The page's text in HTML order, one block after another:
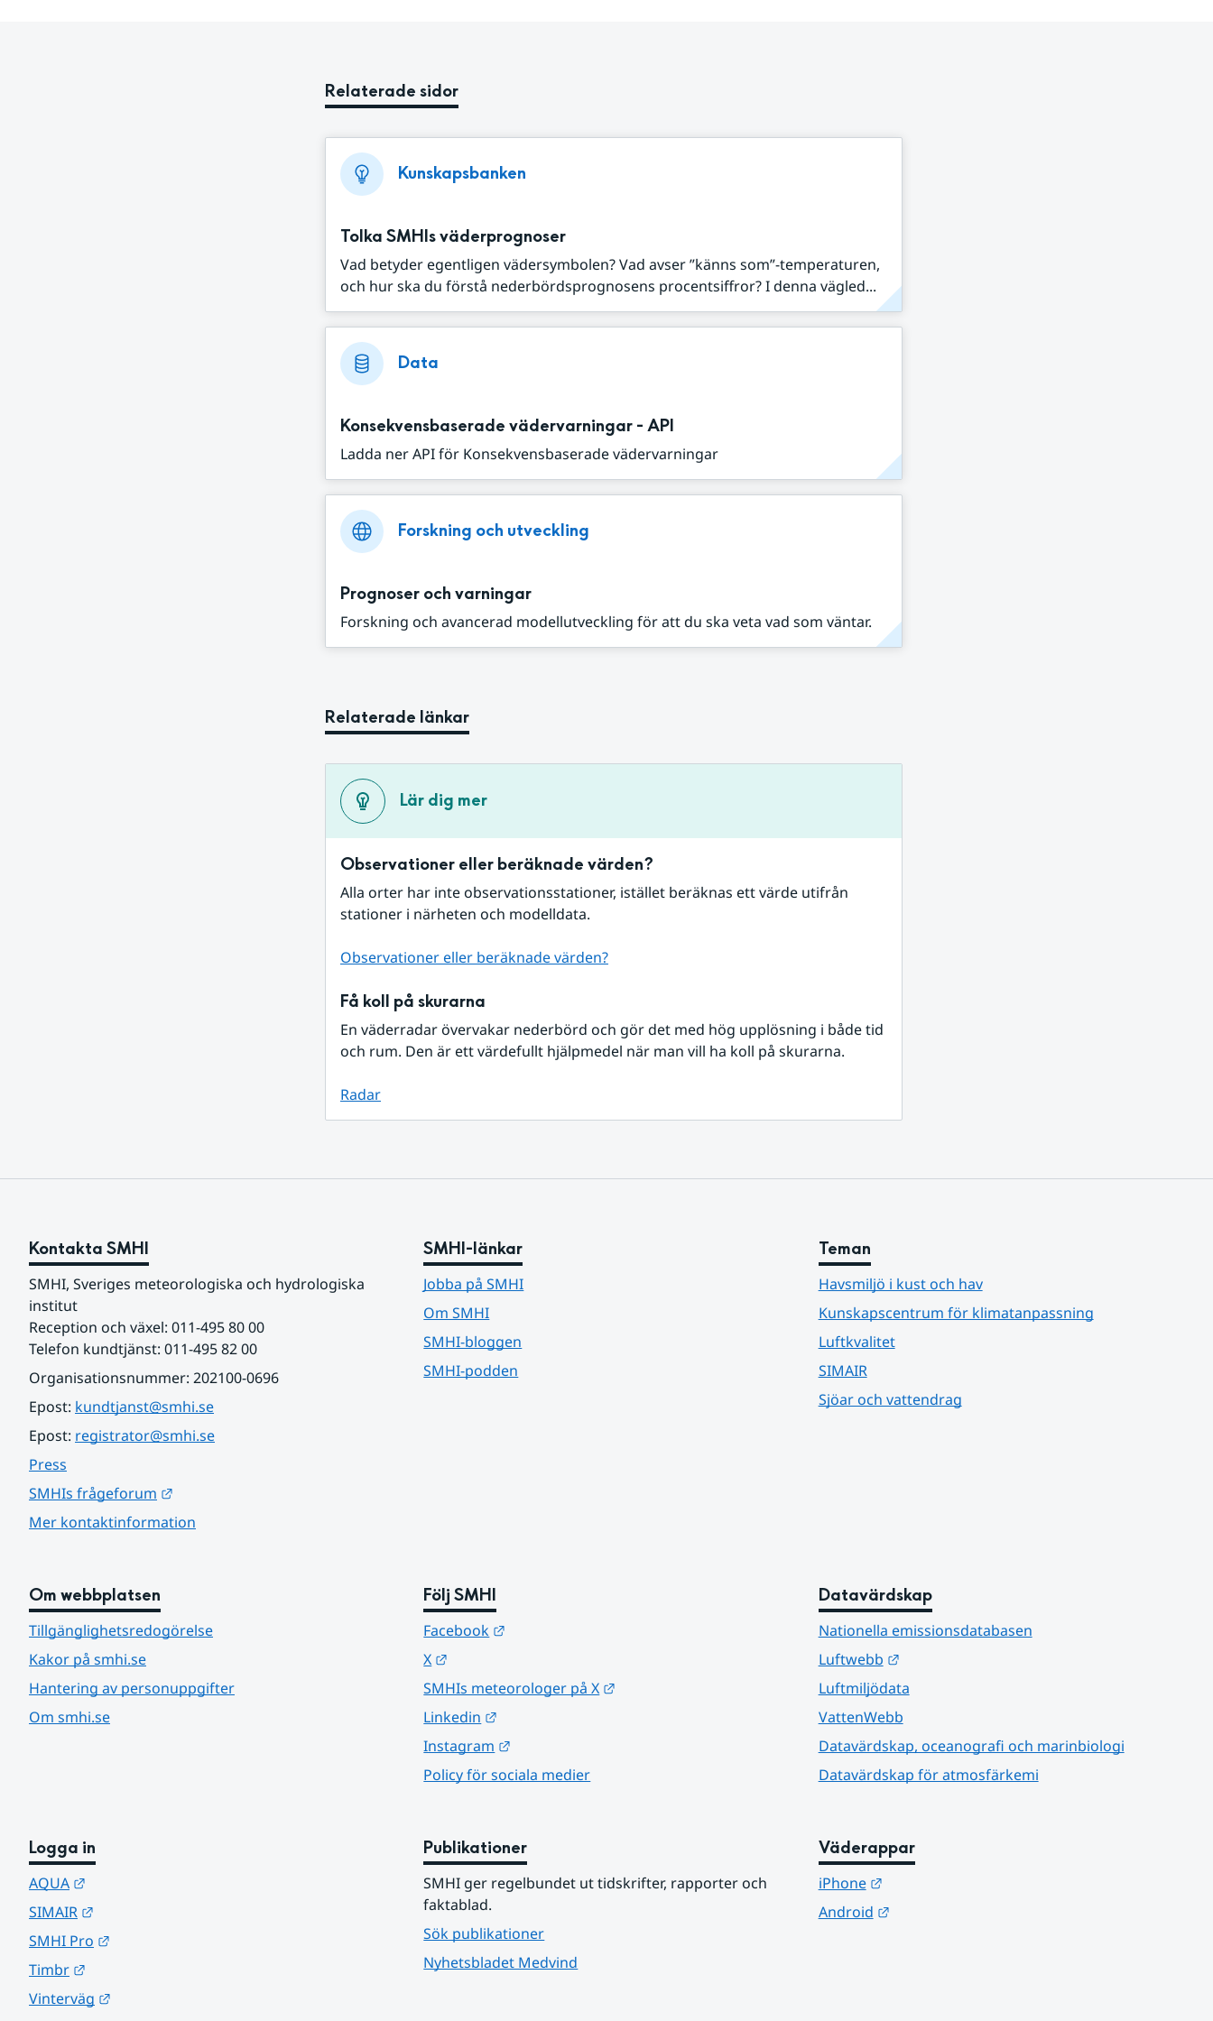
Relaterade sidor
Kunskapsbanken
Tolka SMHIs väderprognoser
Vad betyder egentligen vädersymbolen? Vad avser ”känns som”-temperaturen,
och hur ska du förstå nederbördsprognosens procentsiffror? I denna vägled...
Data
Konsekvensbaserade vädervarningar - API
Ladda ner API för Konsekvensbaserade vädervarningar
Forskning och utveckling
Prognoser och varningar
Forskning och avancerad modellutveckling för att du ska veta vad som väntar.
Relaterade länkar
Lär dig mer
Observationer eller beräknade värden?
Alla orter har inte observationsstationer, istället beräknas ett värde utifrån
stationer i närheten och modelldata.
Observationer eller beräknade värden?
Få koll på skurarna
En väderradar övervakar nederbörd och gör det med hög upplösning i både tid
och rum. Den är ett värdefullt hjälpmedel när man vill ha koll på skurarna.
Radar
Kontakta SMHI
SMHI, Sveriges meteorologiska och hydrologiska
institut
Reception och växel: 011-495 80 00
Telefon kundtjänst: 011-495 82 00
Organisationsnummer: 202100-0696
Epost: kundtjanst@smhi.se
Epost: registrator@smhi.se
Press
SMHIs frågeforum
Mer kontaktinformation
SMHI-länkar
Jobba på SMHI
Om SMHI
SMHI-bloggen
SMHI-podden
Teman
Havsmiljö i kust och hav
Kunskapscentrum för klimatanpassning
Luftkvalitet
SIMAIR
Sjöar och vattendrag
Om webbplatsen
Tillgänglighetsredogörelse
Kakor på smhi.se
Hantering av personuppgifter
Om smhi.se
Följ SMHI
Facebook
X
SMHIs meteorologer på X
Linkedin
Instagram
Policy för sociala medier
Datavärdskap
Nationella emissionsdatabasen
Luftwebb
Länk till annan webbplats.
Luftmiljödata
VattenWebb
Datavärdskap, oceanografi och marinbiologi
Datavärdskap för atmosfärkemi
Logga in
AQUA
SIMAIR
SMHI Pro
Timbr
Vinterväg
Publikationer
SMHI ger regelbundet ut tidskrifter, rapporter och
faktablad.
Sök publikationer
Nyhetsbladet Medvind
Väderappar
iPhone
Länk till annan webbplats.
Android
Länk till annan webbplats.